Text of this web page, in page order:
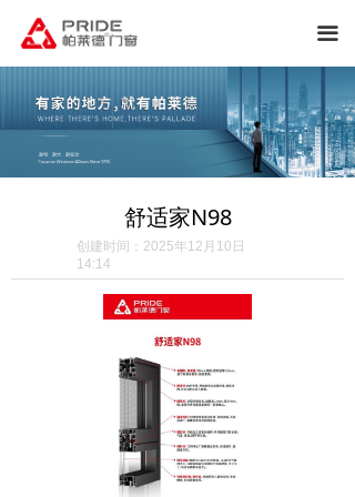
끀
舒适家N98
创建时间： 2025年12月10日
14:14